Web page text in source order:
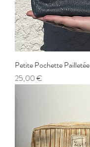
Petite Pochette Pailletée
Prix
25,00 €